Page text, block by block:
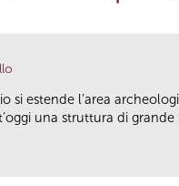
si estende l’area
una struttura di